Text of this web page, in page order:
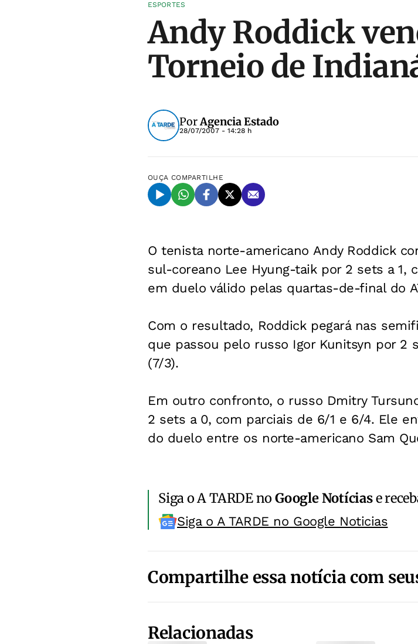
ESPORTES
Andy Roddick
Torneio de
PorAgencia Estado
28/07/2007 - 14:28 h
OUÇA COMPARTILHE
O tenista norte-americano Andy Roddick
sul-coreano Lee Hyung-taik por 2 sets a 1,
em duelo válido pelas quartas-de-final do
Com o resultado, Roddick pegará nas
que passou pelo russo Igor Kunitsyn por 2
(7/3).
Em outro confronto, o russo Dmitry
2 sets a 0, com parciais de 6/1 e 6/4. Ele
do duelo entre os norte-americano Sam
Siga o A TARDE noGoogle Notíciase
Siga o A TARDE no Google Noticias
Compartilhe essa notícia com
Relacionadas